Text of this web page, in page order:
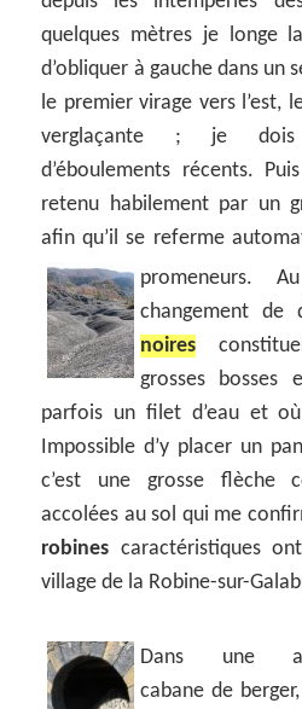
quelques mètres je longe
d’obliquer à gauche dans un
le premier virage vers l’est,
verglaçante ; je dois
d’éboulements récents.
retenu habilement par un
afin qu’il se referme
promeneurs.
changement
noires
grosses bosses
parfois un filet d’eau et
Impossible d’y placer un
c’est une grosse flèche
accolées au sol qui me
robines caractéristiques
village de la Robine-sur-
Dans une
cabane de